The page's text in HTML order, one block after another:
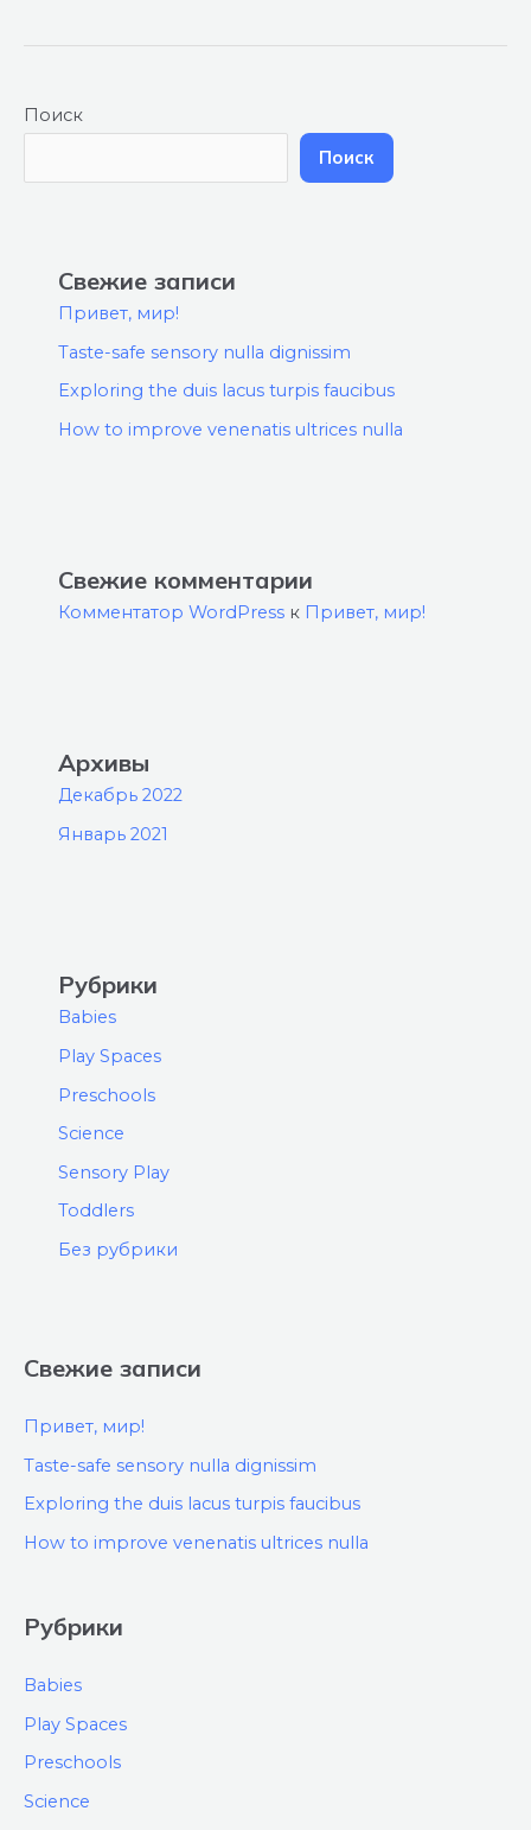
Поиск
Поиск
Свежие записи
Привет, мир!
Taste-safe sensory nulla dignissim
Exploring the duis lacus turpis faucibus
How to improve venenatis ultrices nulla
Свежие комментарии
Комментатор WordPress к Привет, мир!
Архивы
Декабрь 2022
Январь 2021
Рубрики
Babies
Play Spaces
Preschools
Science
Sensory Play
Toddlers
Без рубрики
Свежие записи
Привет, мир!
Taste-safe sensory nulla dignissim
Exploring the duis lacus turpis faucibus
How to improve venenatis ultrices nulla
Рубрики
Babies
Play Spaces
Preschools
Science